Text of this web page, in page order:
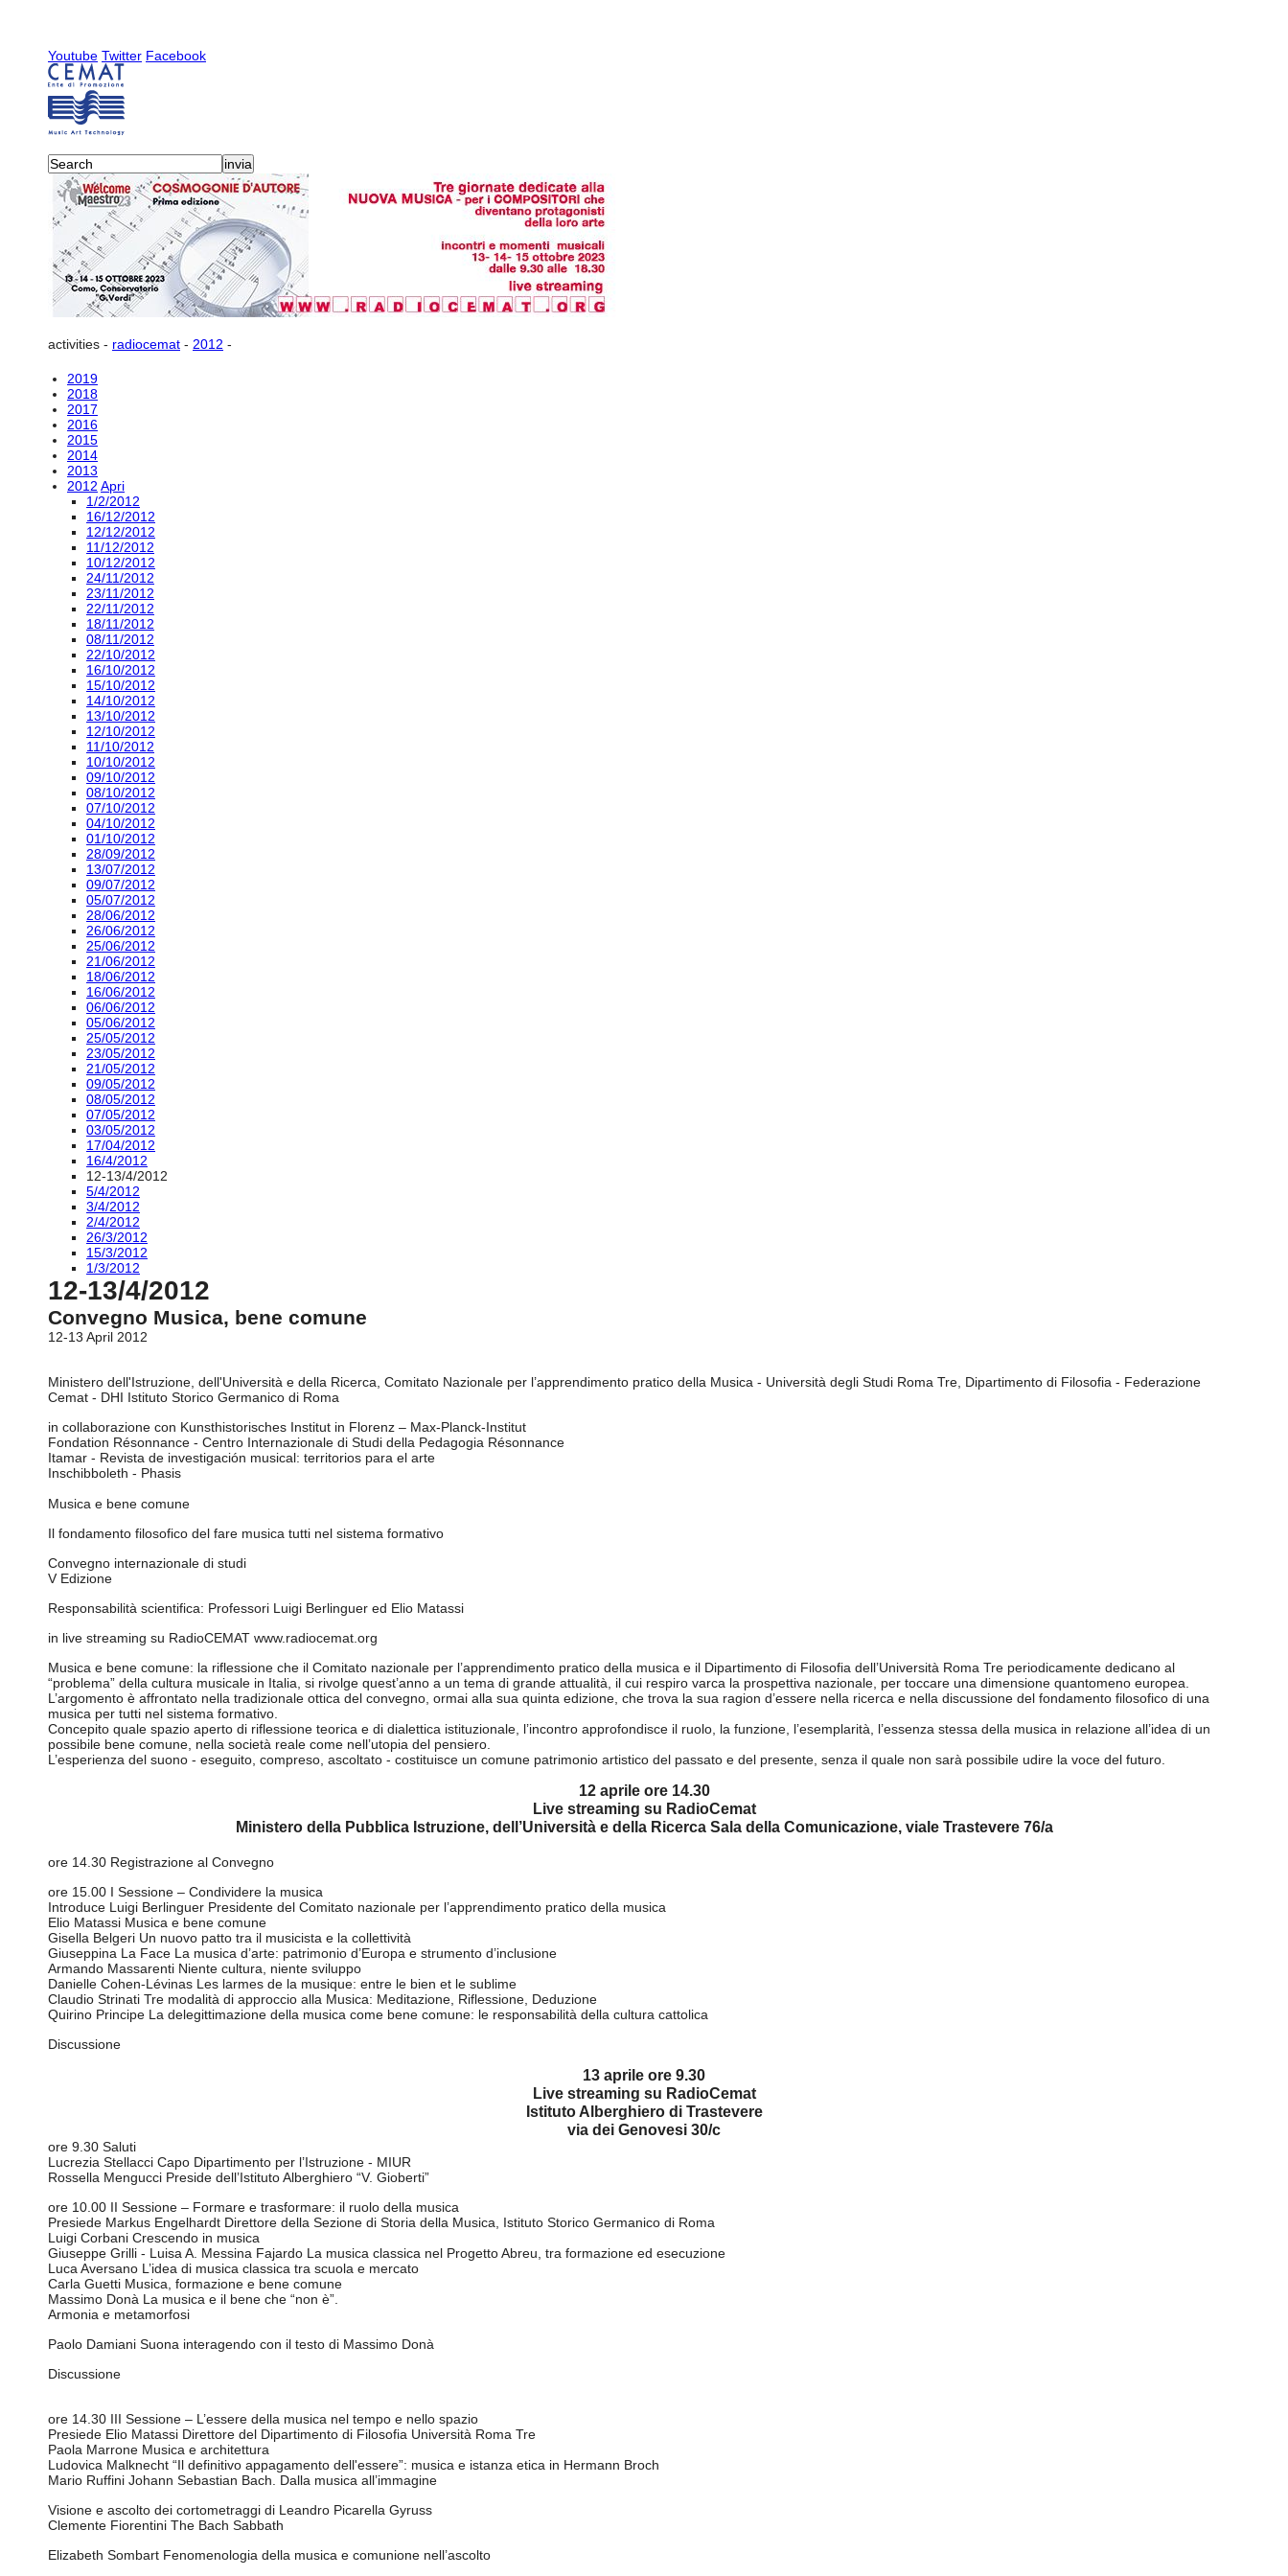
Youtube Twitter Facebook
activities - radiocemat - 2012 -
2019
2018
2017
2016
2015
2014
2013
2012 Apri
1/2/2012
16/12/2012
12/12/2012
11/12/2012
10/12/2012
24/11/2012
23/11/2012
22/11/2012
18/11/2012
08/11/2012
22/10/2012
16/10/2012
15/10/2012
14/10/2012
13/10/2012
12/10/2012
11/10/2012
10/10/2012
09/10/2012
08/10/2012
07/10/2012
04/10/2012
01/10/2012
28/09/2012
13/07/2012
09/07/2012
05/07/2012
28/06/2012
26/06/2012
25/06/2012
21/06/2012
18/06/2012
16/06/2012
06/06/2012
05/06/2012
25/05/2012
23/05/2012
21/05/2012
09/05/2012
08/05/2012
07/05/2012
03/05/2012
17/04/2012
16/4/2012
12-13/4/2012
5/4/2012
3/4/2012
2/4/2012
26/3/2012
15/3/2012
1/3/2012
12-13/4/2012
Convegno Musica, bene comune
12-13 April 2012
Ministero dell'Istruzione, dell'Università e della Ricerca, Comitato Nazionale per l’apprendimento pratico della Musica - Università degli Studi Roma Tre, Dipartimento di Filosofia - Federazione
Cemat - DHI Istituto Storico Germanico di Roma
in collaborazione con Kunsthistorisches Institut in Florenz – Max-Planck-Institut
Fondation Résonnance - Centro Internazionale di Studi della Pedagogia Résonnance
Itamar - Revista de investigación musical: territorios para el arte
Inschibboleth - Phasis
Musica e bene comune
Il fondamento filosofico del fare musica tutti nel sistema formativo
Convegno internazionale di studi
V Edizione
Responsabilità scientifica: Professori Luigi Berlinguer ed Elio Matassi
in live streaming su RadioCEMAT www.radiocemat.org
Musica e bene comune: la riflessione che il Comitato nazionale per l’apprendimento pratico della musica e il Dipartimento di Filosofia dell’Università Roma Tre periodicamente dedicano al
“problema” della cultura musicale in Italia, si rivolge quest’anno a un tema di grande attualità, il cui respiro varca la prospettiva nazionale, per toccare una dimensione quantomeno europea.
L’argomento è affrontato nella tradizionale ottica del convegno, ormai alla sua quinta edizione, che trova la sua ragion d’essere nella ricerca e nella discussione del fondamento filosofico di una
musica per tutti nel sistema formativo.
Concepito quale spazio aperto di riflessione teorica e di dialettica istituzionale, l’incontro approfondisce il ruolo, la funzione, l’esemplarità, l’essenza stessa della musica in relazione all’idea di un
possibile bene comune, nella società reale come nell’utopia del pensiero.
L’esperienza del suono - eseguito, compreso, ascoltato - costituisce un comune patrimonio artistico del passato e del presente, senza il quale non sarà possibile udire la voce del futuro.
12 aprile ore 14.30
Live streaming su RadioCemat
Ministero della Pubblica Istruzione, dell’Università e della Ricerca Sala della Comunicazione, viale Trastevere 76/a
ore 14.30 Registrazione al Convegno
ore 15.00 I Sessione – Condividere la musica
Introduce Luigi Berlinguer Presidente del Comitato nazionale per l’apprendimento pratico della musica
Elio Matassi Musica e bene comune
Gisella Belgeri Un nuovo patto tra il musicista e la collettività
Giuseppina La Face La musica d’arte: patrimonio d’Europa e strumento d’inclusione
Armando Massarenti Niente cultura, niente sviluppo
Danielle Cohen-Lévinas Les larmes de la musique: entre le bien et le sublime
Claudio Strinati Tre modalità di approccio alla Musica: Meditazione, Riflessione, Deduzione
Quirino Principe La delegittimazione della musica come bene comune: le responsabilità della cultura cattolica
Discussione
13 aprile ore 9.30
Live streaming su RadioCemat
Istituto Alberghiero di Trastevere
via dei Genovesi 30/c
ore 9.30 Saluti
Lucrezia Stellacci Capo Dipartimento per l’Istruzione - MIUR
Rossella Mengucci Preside dell’Istituto Alberghiero “V. Gioberti”
ore 10.00 II Sessione – Formare e trasformare: il ruolo della musica
Presiede Markus Engelhardt Direttore della Sezione di Storia della Musica, Istituto Storico Germanico di Roma
Luigi Corbani Crescendo in musica
Giuseppe Grilli - Luisa A. Messina Fajardo La musica classica nel Progetto Abreu, tra formazione ed esecuzione
Luca Aversano L’idea di musica classica tra scuola e mercato
Carla Guetti Musica, formazione e bene comune
Massimo Donà La musica e il bene che “non è”.
Armonia e metamorfosi
Paolo Damiani Suona interagendo con il testo di Massimo Donà
Discussione
ore 14.30 III Sessione – L’essere della musica nel tempo e nello spazio
Presiede Elio Matassi Direttore del Dipartimento di Filosofia Università Roma Tre
Paola Marrone Musica e architettura
Ludovica Malknecht “Il definitivo appagamento dell'essere”: musica e istanza etica in Hermann Broch
Mario Ruffini Johann Sebastian Bach. Dalla musica all’immagine
Visione e ascolto dei cortometraggi di Leandro Picarella Gyruss
Clemente Fiorentini The Bach Sabbath
Elizabeth Sombart Fenomenologia della musica e comunione nell’ascolto